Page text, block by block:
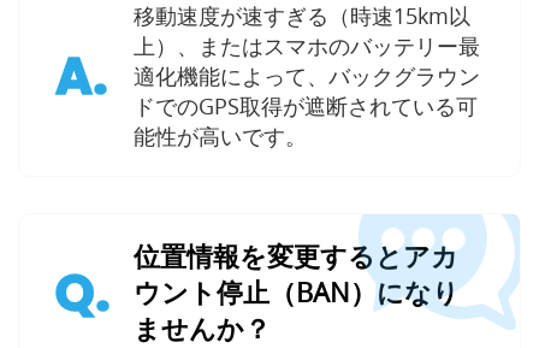
A.
移動速度が速すぎる（時速15km以
上）、またはスマホのバッテリー最
適化機能によって、バックグラウン
ドでのGPS取得が遮断されている可
能性が高いです。
Q.
位置情報を変更するとアカ
ウント停止（BAN）になり
ませんか？